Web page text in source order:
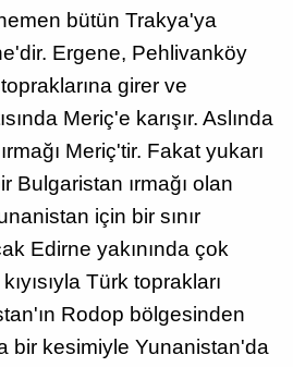
bütün Trakya'ya
Ergene, Pehlivanköy
girer ve
Meriç'e karışır. Aslında
Meriç'tir. Fakat yukarı
Bulgaristan ırmağı olan
için bir sınır
Edirne yakınında çok
Türk toprakları
Rodop bölgesinden
bir kesimiyle Yunanistan'da